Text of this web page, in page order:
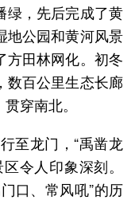
绿，先后完成了黄
地公园和黄河风景
方田林网化。初冬
数百公里生态长廊
穿南北。
至龙门，“禹凿龙
令人印象深刻。
口、常风吼”的历